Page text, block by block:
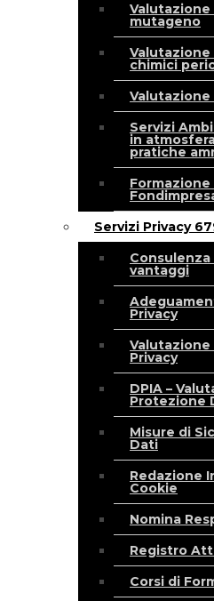
mutageno
chimici
Servizi
in
pratiche
Servizi Privacy
Consulenza
vantaggi
Privacy
Valutazione
Privacy
DPIA –
Protezione
Misure di
Dati
Redazione
Cookie
Nomina
Registro
Corsi di